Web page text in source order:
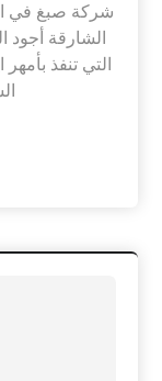
الشارقة أجود
التي تنفذ